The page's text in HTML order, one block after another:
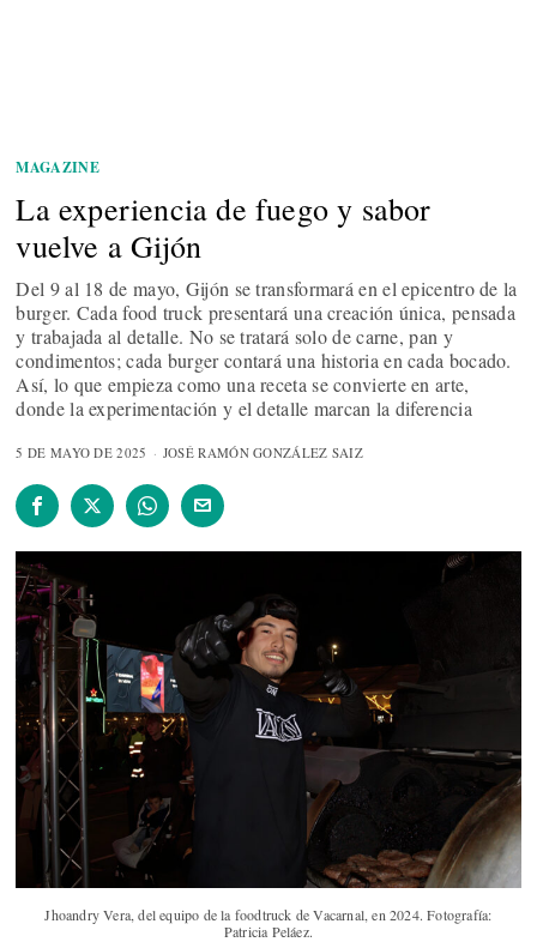
MAGAZINE
La experiencia de fuego y sabor
vuelve a Gijón
Del 9 al 18 de mayo, Gijón se transformará en el epicentro de la
burger. Cada food truck presentará una creación única, pensada
y trabajada al detalle. No se tratará solo de carne, pan y
condimentos; cada burger contará una historia en cada bocado.
Así, lo que empieza como una receta se convierte en arte,
donde la experimentación y el detalle marcan la diferencia
5 DE MAYO DE 2025 JOSÉ RAMÓN GONZÁLEZ SAIZ
Jhoandry Vera, del equipo de la foodtruck de Vacarnal, en 2024. Fotografía:
Patricia Peláez.